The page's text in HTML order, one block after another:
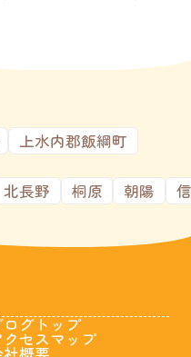
上水内郡飯綱町
北長野 桐原 朝陽
グトップ
クセスマップ